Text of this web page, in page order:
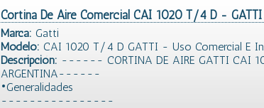
Cortina De Aire Comercial CAI 1020 T/4 D - GATTI
Marca: Gatti
Modelo: CAI 1020 T/4 D GATTI - Uso Comercial E
Descripción: ------ CORTINA DE AIRE GATTI
ARGENTINA------
•Generalidades
----------------